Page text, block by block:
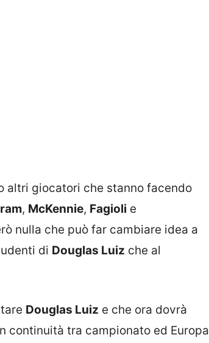
altri giocatori che stanno facendo
, McKennie, Fagioli e
nulla che può far cambiare idea a
di Douglas Luiz che al
Douglas Luiz e che ora dovrà
continuità tra campionato ed Europa